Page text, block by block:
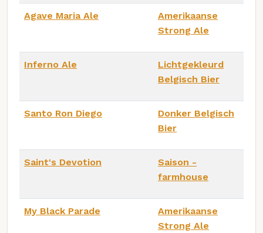
Agave Maria Ale
Amerikaanse
Strong Ale
Inferno Ale
Lichtgekleurd
Belgisch Bier
Santo Ron Diego
Donker Belgisch
Bier
Saint's Devotion
Saison -
farmhouse
My Black Parade
Amerikaanse
Strong Ale